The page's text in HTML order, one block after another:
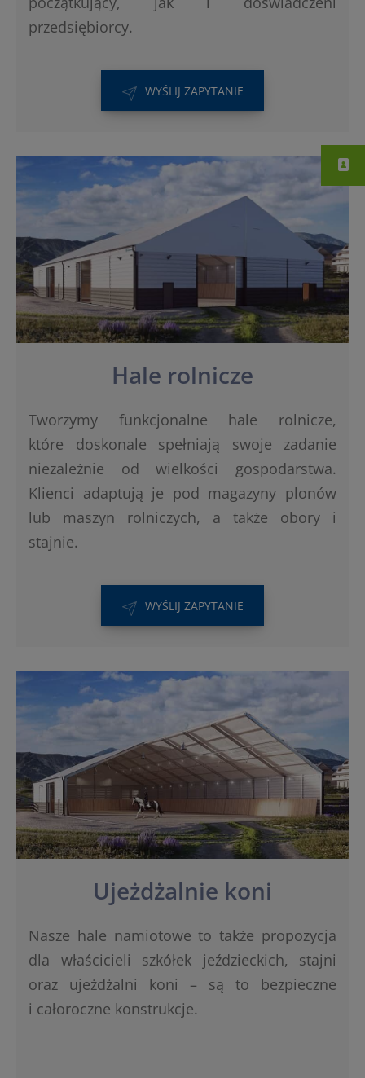
przedsiębiorcy.
WYŚLIJ ZAPYTANIE
Hale rolnicze
Tworzymy funkcjonalne hale rolnicze,
które doskonale spełniają swoje zadanie
niezależnie od wielkości gospodarstwa.
Klienci adaptują je pod magazyny plonów
lub maszyn rolniczych, a także obory i
stajnie.
WYŚLIJ ZAPYTANIE
Ujeżdżalnie koni
Nasze hale namiotowe to także propozycja
dla właścicieli szkółek jeździeckich, stajni
oraz ujeżdżalni koni – są to bezpieczne
i całoroczne konstrukcje.